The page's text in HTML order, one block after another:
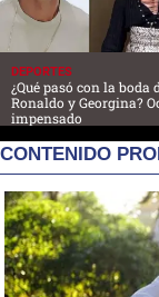
DEPORTES
¿Qué pasó con la boda
Ronaldo y Georgina?
impensado
CONTENIDO